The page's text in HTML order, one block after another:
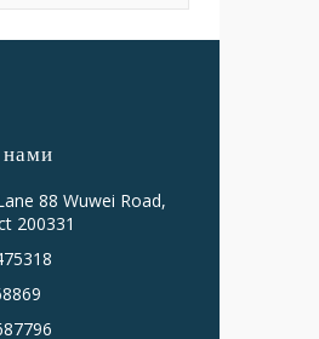
88 Wuwei Road,
200331